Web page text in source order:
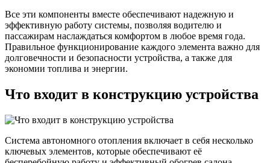
Все эти компоненты вместе обеспечивают надежную и
эффективную работу системы, позволяя водителю и
пассажирам наслаждаться комфортом в любое время года.
Правильное функционирование каждого элемента важно для
долговечности и безопасности устройства, а также для
экономии топлива и энергии.
Что входит в конструкцию устройства
Система автономного отопления включает в себя несколько
ключевых элементов, которые обеспечивают её